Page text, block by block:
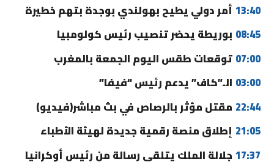
13:40 أمر دولي يطيح بهولندي بوجدة بتهم خطيرة
08:45 بوريطة يحضر تنصيب رئيس كولومبيا
07:00 توقعات طقس اليوم الجمعة بالمغرب
03:00 الـ”كاف” يدعم رئيس “فيفا”
22:44 مقتل مؤثر بالرصاص في بث مباشر(فيديو)
21:05 إطلاق منصة رقمية جديدة لهيئة الأطباء
17:37 جلالة الملك يتلقى رسالة من رئيس أوكرانيا